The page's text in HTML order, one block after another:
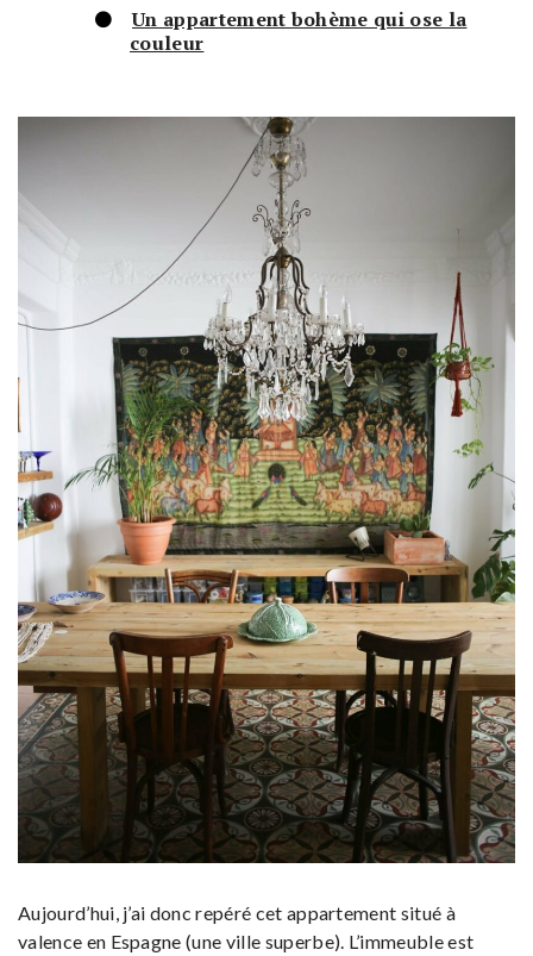
Un appartement bohème qui ose la
couleur
Aujourd’hui, j’ai donc repéré cet appartement situé à
valence en Espagne (une ville superbe). L’immeuble est